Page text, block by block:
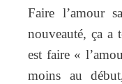
Faire l’amour
nouveauté, ça a
est faire «
moins au